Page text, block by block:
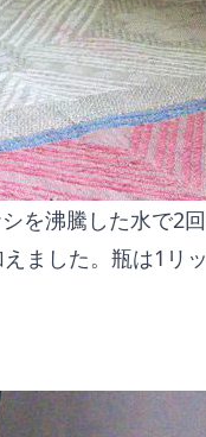
を沸騰した水で2回
ました。瓶は1リ